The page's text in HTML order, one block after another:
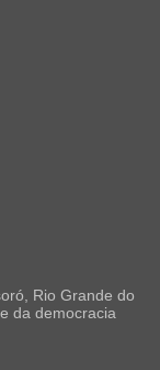
Rio Grande do
da democracia